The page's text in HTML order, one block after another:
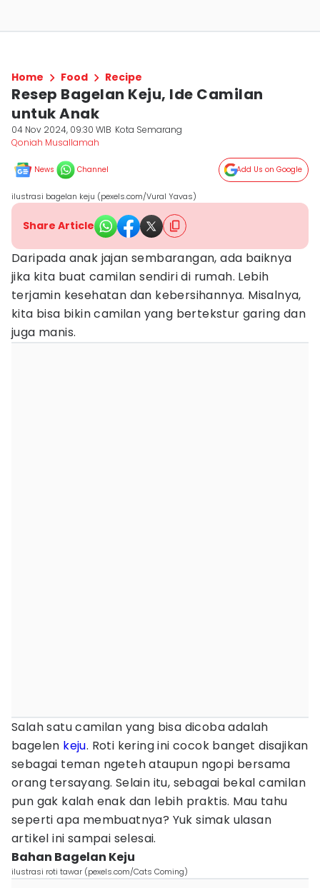
Home Food Recipe
Resep Bagelan Keju, Ide Camilan
untuk Anak
04 Nov 2024, 09:30 WIB Kota Semarang
Qoniah Musallamah
News Channel Add Us on Google
ilustrasi bagelan keju (pexels.com/Vural Yavas)
Share Article
Daripada anak jajan sembarangan, ada baiknya
jika kita buat camilan sendiri di rumah. Lebih
terjamin kesehatan dan kebersihannya. Misalnya,
kita bisa bikin camilan yang bertekstur garing dan
juga manis.
Salah satu camilan yang bisa dicoba adalah
bagelen keju. Roti kering ini cocok banget disajikan
sebagai teman ngeteh ataupun ngopi bersama
orang tersayang. Selain itu, sebagai bekal camilan
pun gak kalah enak dan lebih praktis. Mau tahu
seperti apa membuatnya? Yuk simak ulasan
artikel ini sampai selesai.
Bahan Bagelan Keju
ilustrasi roti tawar (pexels.com/Cats Coming)